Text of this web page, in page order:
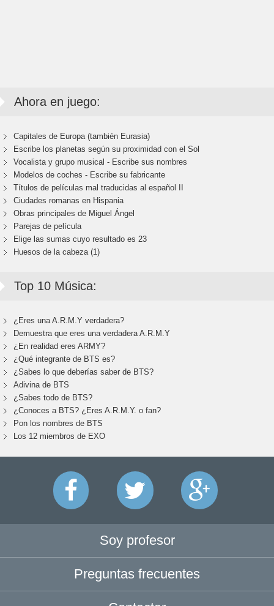
Ahora en juego:
Capitales de Europa (también Eurasia)
Escribe los planetas según su proximidad con el Sol
Vocalista y grupo musical - Escribe sus nombres
Modelos de coches - Escribe su fabricante
Títulos de películas mal traducidas al español II
Ciudades romanas en Hispania
Obras principales de Miguel Ángel
Parejas de película
Elige las sumas cuyo resultado es 23
Huesos de la cabeza (1)
Top 10 Música:
¿Eres una A.R.M.Y verdadera?
Demuestra que eres una verdadera A.R.M.Y
¿En realidad eres ARMY?
¿Qué integrante de BTS es?
¿Sabes lo que deberías saber de BTS?
Adivina de BTS
¿Sabes todo de BTS?
¿Conoces a BTS? ¿Eres A.R.M.Y. o fan?
Pon los nombres de BTS
Los 12 miembros de EXO
Soy profesor
Preguntas frecuentes